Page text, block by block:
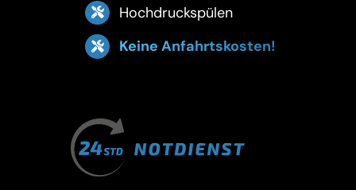
Hochdruckspülen
Keine Anfahrtskosten!